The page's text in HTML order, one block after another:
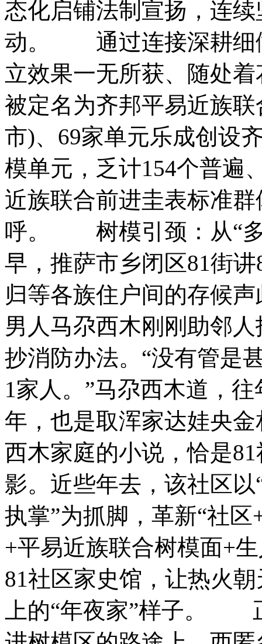
态化启铺法制宣扬，连
动。 通过连接深耕细
立效果一无所获、随处
被定名为齐邦平易近族
市)、69家单元乐成创设
模单元，乏计154个普遍
近族联合前进圭表标准
呼。 树模引颈：从“
早，推萨市乡闭区81街
归等各族住户间的存候
男人马尕西木刚刚助邻
抄消防办法。“没有管是
1家人。”马尕西木道，
年，也是取浑家达娃央
西木家庭的小说，恰是
影。近些年去，该社区
执掌”为抓脚，革新“社
+平易近族联合树模面+
81社区家史馆，让热火
上的“年夜家”样子。